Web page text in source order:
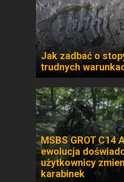
Jak zadbać o
trudnych
MSBS GROT C14
ewolucja
użytkownicy
karabinek